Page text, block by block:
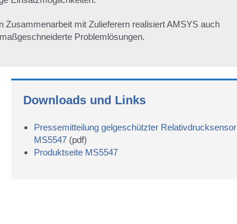
mit Zulieferern realisiert AMSYS auch
Problemlösungen.
Downloads und Links
Pressemitteilung gelgeschützter Relativdrucksensor
MS5547(pdf)
Produktseite MS5547